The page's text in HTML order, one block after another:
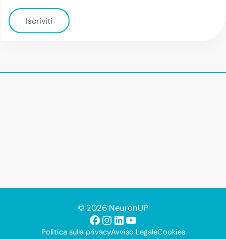
Iscriviti
© 2026 NeuronUP
Facebook
Instagram
LinkedIn
YouTube
Politica sulla privacyAvviso LegaleCookies